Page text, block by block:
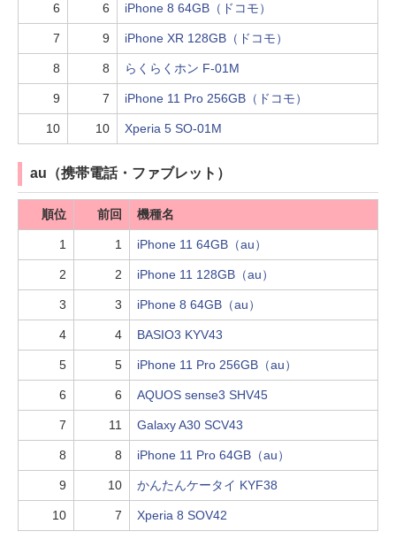
6 6 iPhone 8 64GB（ドコモ）
7 9 iPhone XR 128GB（ドコモ）
8 8 らくらくホン F-01M
9 7 iPhone 11 Pro 256GB（ドコモ）
10 10 Xperia 5 SO-01M
au（携帯電話・ファブレット）
順位 前回 機種名
1 1 iPhone 11 64GB（au）
2 2 iPhone 11 128GB（au）
3 3 iPhone 8 64GB（au）
4 4 BASIO3 KYV43
5 5 iPhone 11 Pro 256GB（au）
6 6 AQUOS sense3 SHV45
7 11 Galaxy A30 SCV43
8 8 iPhone 11 Pro 64GB（au）
9 10 かんたんケータイ KYF38
10 7 Xperia 8 SOV42